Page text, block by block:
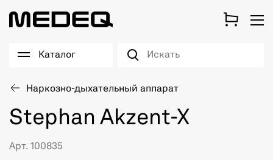
Каталог
Наркозно-дыхательный аппарат
Stephan Akzent-X
Арт. 100835